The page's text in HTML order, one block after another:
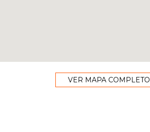
VER MAPA COMPLETO